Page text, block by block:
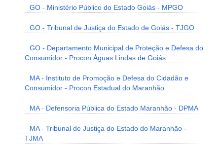
GO - Ministério Público do Estado Goiás - MPGO
GO - Tribunal de Justiça do Estado de Goiás - TJGO
GO - Departamento Municipal de Proteção e Defesa do
Consumidor - Procon Águas Lindas de Goiás
MA - Instituto de Promoção e Defesa do Cidadão e
Consumidor - Procon Estadual do Maranhão
MA - Defensoria Pública do Estado Maranhão - DPMA
MA - Tribunal de Justiça do Estado do Maranhão -
TJMA